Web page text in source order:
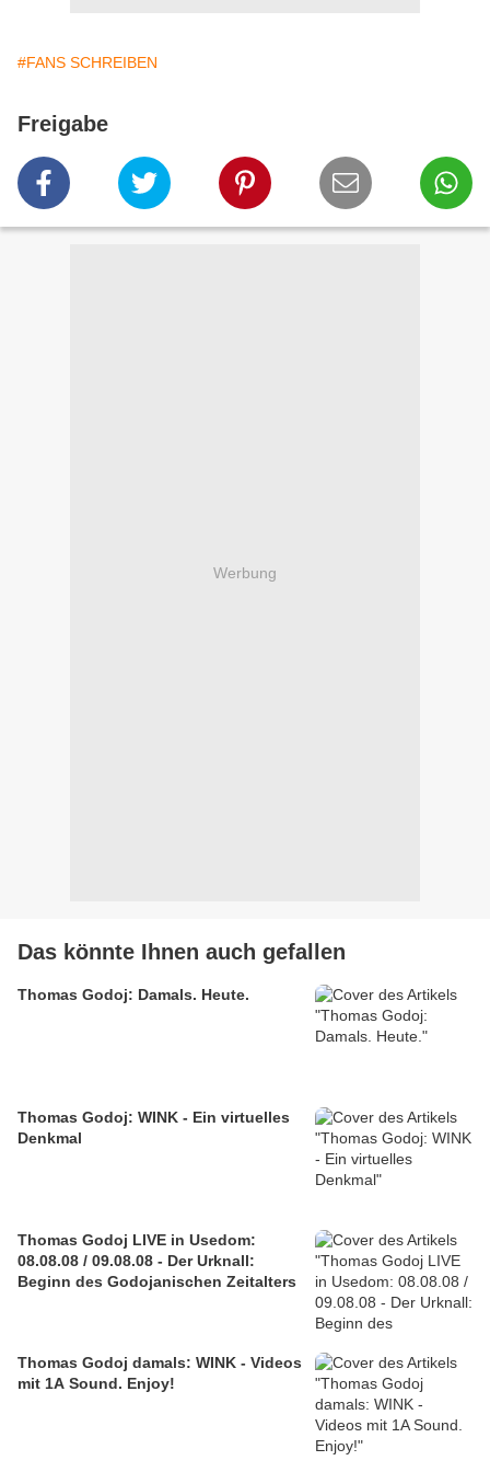
#FANS SCHREIBEN
Freigabe
Werbung
Das könnte Ihnen auch gefallen
Thomas Godoj: Damals. Heute.
Thomas Godoj: WINK - Ein virtuelles
Denkmal
Thomas Godoj LIVE in Usedom:
08.08.08 / 09.08.08 - Der Urknall:
Beginn des Godojanischen Zeitalters
Thomas Godoj damals: WINK - Videos
mit 1A Sound. Enjoy!